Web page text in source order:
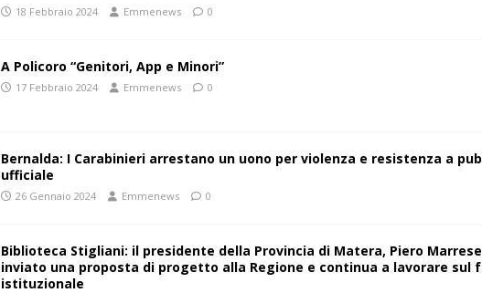
18 Febbraio 2024 Emmenews 0
A Policoro “Genitori, App e Minori”
17 Febbraio 2024 Emmenews 0
Bernalda: I Carabinieri arrestano un uono per violenza e resistenza a
ufficiale
26 Gennaio 2024 Emmenews 0
Biblioteca Stigliani: il presidente della Provincia di Matera, Piero
inviato una proposta di progetto alla Regione e continua a lavorare sul
istituzionale